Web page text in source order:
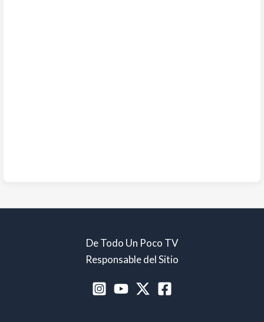
De Todo Un Poco TV
Responsable del Sitio